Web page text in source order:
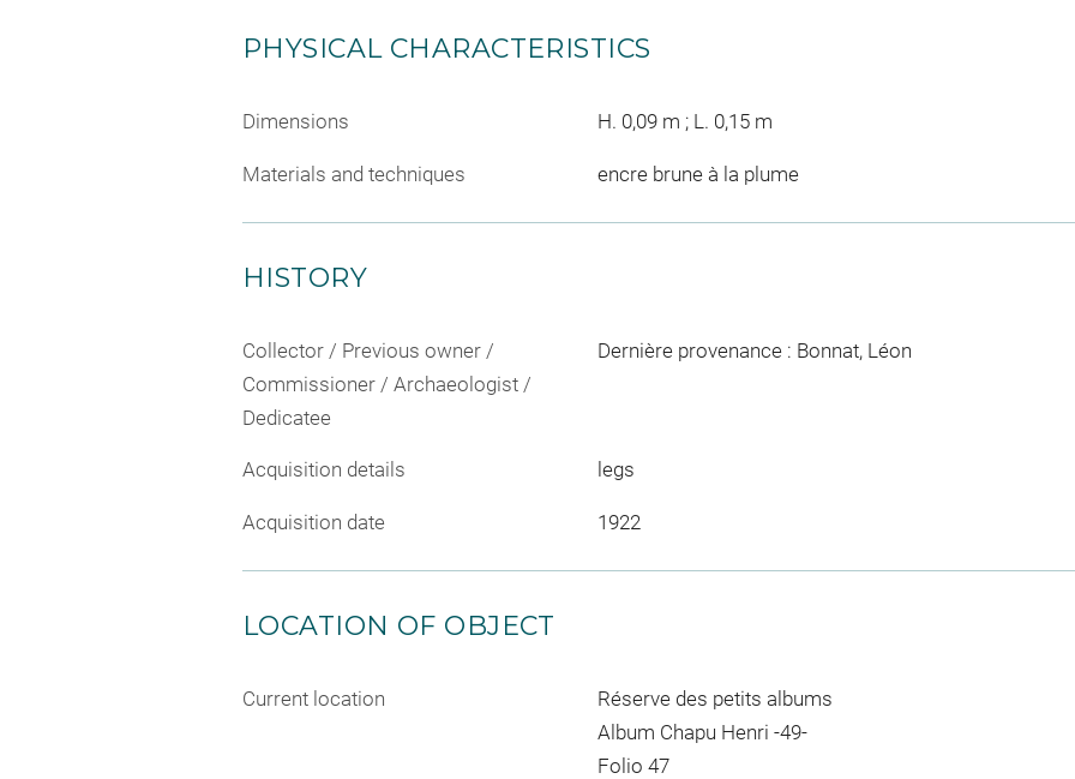
PHYSICAL CHARACTERISTICS
Dimensions H. 0,09 m ; L. 0,15 m
Materials and techniques encre brune à la plume
HISTORY
Collector / Previous owner /
Commissioner / Archaeologist /
Dedicatee
Dernière provenance : Bonnat, Léon
Acquisition details legs
Acquisition date 1922
LOCATION OF OBJECT
Current location
Réserve des petits albums
Album Chapu Henri -49-
Folio 47